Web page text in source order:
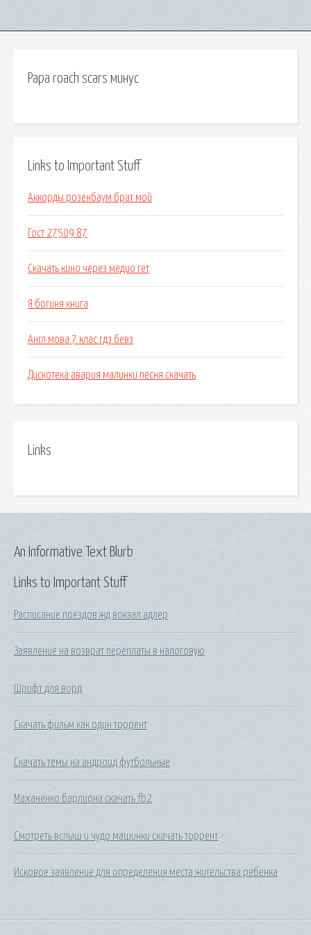
Papa roach scars минус
Links to Important Stuff
Аккорды розенбаум брат мой
Гост 27509 87
Скачать кино через медио гет
Я богиня книга
Англ мова 7 клас гдз бевз
Дискотека авария малинки песня скачать
Links
Links to Important Stuff
Расписание поездов жд вокзал адлер
Заявление на возврат переплаты в налоговую
Шрифт для ворд
Скачать фильм как один торрент
Скачать темы на андроид футбольные
Маханенко барлиона скачать fb2
Смотреть вспыш и чудо машинки скачать торрент
Исковое заявление для определения места жительства ребенка
An Informative Text Blurb